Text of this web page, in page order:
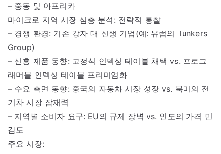
– 중동 및 아프리카
마이크로 지역 시장 심층 분석: 전략적 통찰
– 경쟁 환경: 기존 강자 대 신생 기업(예: 유럽의 Tunkers
Group)
– 신흥 제품 동향: 고정식 인덱싱 테이블 채택 vs. 프로그
래머블 인덱싱 테이블 프리미엄화
– 수요 측면 동향: 중국의 자동차 시장 성장 vs. 북미의 전
기차 시장 잠재력
– 지역별 소비자 요구: EU의 규제 장벽 vs. 인도의 가격 민
감도
주요 시장: